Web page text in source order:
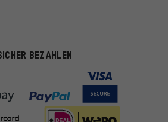
BEZAHLEN